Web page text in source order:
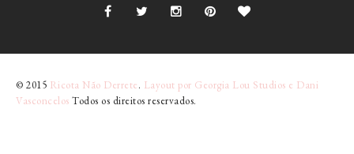
© 2015 Ricota Não Derrete. Layout por Georgia Lou Studios e Dani
Vasconcelos Todos os direitos reservados.